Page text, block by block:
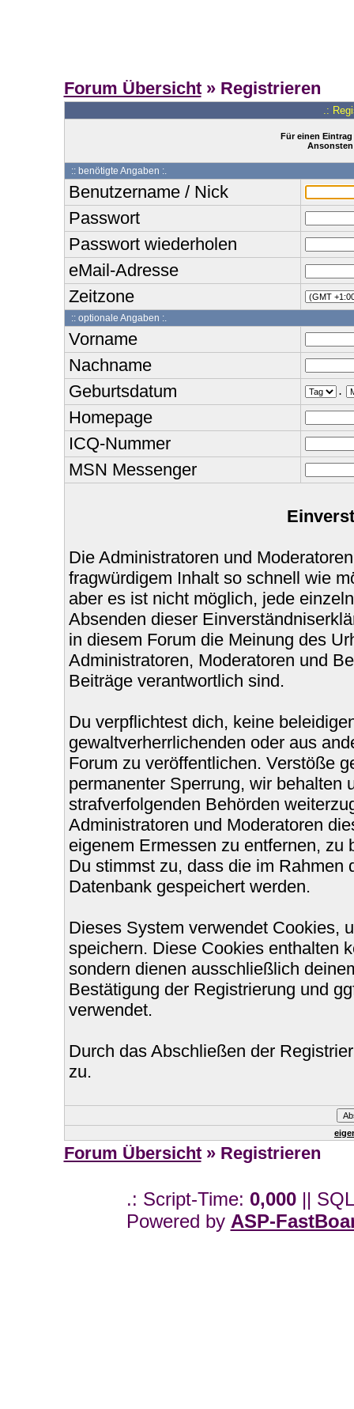
Forum Übersicht» Registrieren
.:
Für einen
:: benötigte Angaben :.
Benutzername / Nick
Passwort
Passwort wiederholen
eMail-Adresse
Zeitzone
:: optionale Angaben :.
Vorname
Nachname
Geburtsdatum
.
Homepage
ICQ-Nummer
MSN Messenger
Die Administratoren und
fragwürdigem Inhalt so schnell wie
aber es ist nicht möglich, jede
Absenden dieser
in diesem Forum die Meinung des
Administratoren, Moderatoren und
Beiträge verantwortlich sind.
Du verpflichtest dich, keine
gewaltverherrlichenden oder aus
Forum zu veröffentlichen. Verstöße
permanenter Sperrung, wir behalten
strafverfolgenden Behörden
Administratoren und Moderatoren
eigenem Ermessen zu entfernen, zu
Du stimmst zu, dass die im Rahmen
Datenbank gespeichert werden.
Dieses System verwendet Cookies,
speichern. Diese Cookies enthalten
sondern dienen ausschließlich
Bestätigung der Registrierung und
verwendet.
Durch das Abschließen der
zu.
Forum Übersicht» Registrieren
.: Script-Time: 0,000||
Powered by ASP-